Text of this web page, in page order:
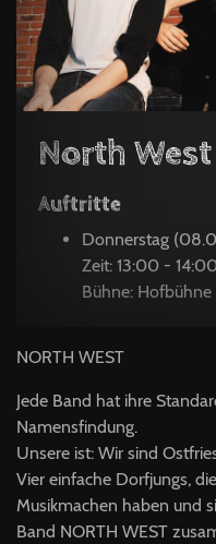
North West
Auftritte
Donnerstag
Zeit: 13:00 -
Bühne: Hofbühne
NORTH WEST
Jede Band hat ihre
Namensfindung.
Unsere ist: Wir sind
Vier einfache Dorfjungs,
Musikmachen haben und
Band NORTH WEST